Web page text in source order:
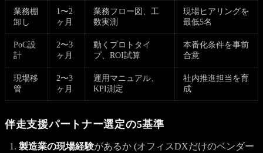
業務棚
卸し
1〜2
ヶ月
業務フロー図、工
数実測
現場ヒアリングを
最低5名
PoC設
計
2〜3
ヶ月
動くプロトタイ
プ、ROI試算
本番化条件を事前
合意
現場移
管
2〜3
ヶ月
運用マニュアル、
KPI測定
社内推進担当を育
成
伴走支援パートナー選定の5基準
製造業の現場経験があるか (オフィスDXだけのベンダー